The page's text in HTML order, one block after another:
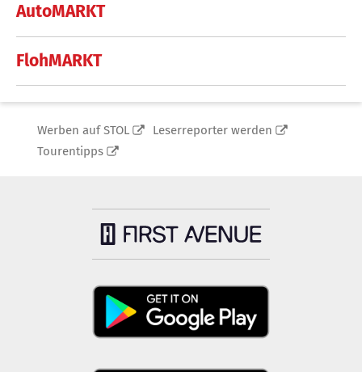
AutoMARKT
FlohMARKT
Werben auf STOL
Leserreporter werden
Tourentipps